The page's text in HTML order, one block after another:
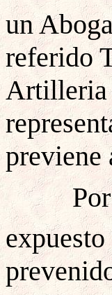
un
referido
Artilleria
previene